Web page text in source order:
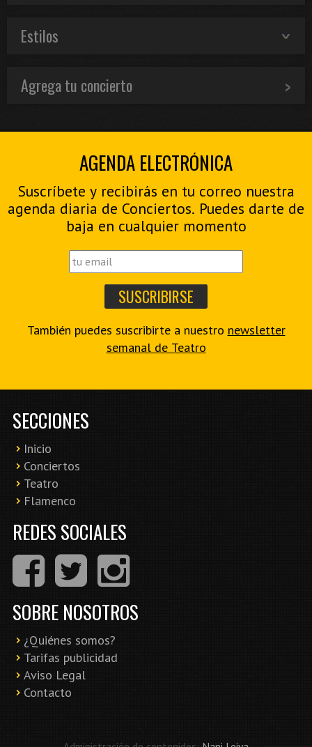
Estilos
Agrega tu concierto
AGENDA ELECTRÓNICA
Suscríbete y recibirás en tu correo nuestra
agenda diaria de Conciertos. Puedes darte de
baja en cualquier momento
También puedes suscribirte a nuestro newsletter
semanal de Teatro
SECCIONES
Inicio
Conciertos
Teatro
Flamenco
REDES SOCIALES
SOBRE NOSOTROS
¿Quiénes somos?
Tarifas publicidad
Aviso Legal
Contacto